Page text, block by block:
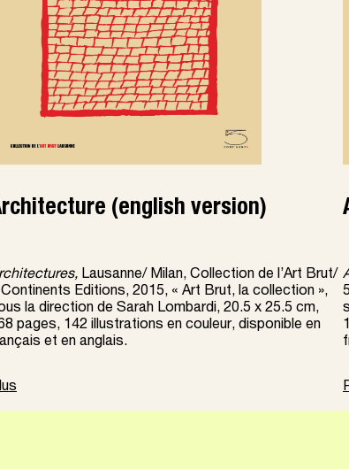
(english version)
Lausanne/ Milan, Collection de l’Art Brut/
Editions, 2015, « Art Brut, la collection »,
la direction de Sarah Lombardi, 20.5 x 25.5 cm,
pages, 142 illustrations en couleur, disponible en
et en anglais.